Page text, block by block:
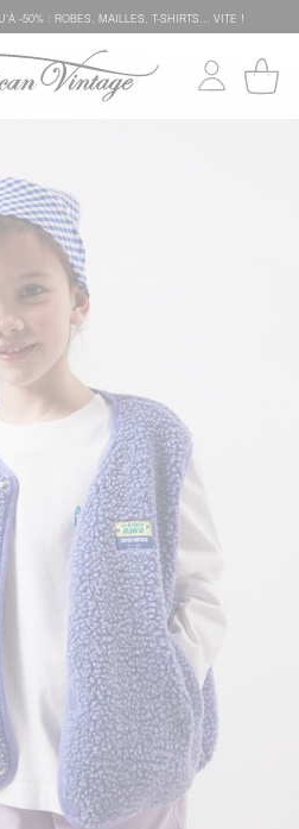
-50% : ROBES, MAILLES, T-SHIRTS... VITE !